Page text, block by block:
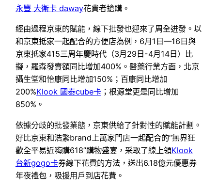
永豐 大衛卡 daway花費者搶購。
經由過程京東的賦能，線下批發也迎來了周全迸發。以
和京東抵家一起配合的方便店為例，6月1日—16日與
京東抵家415三周年慶時代（3月29日-4月14日）比
擬，羅森發賣額同比增加400%。醫藥行業方面，北京
攝生堂和怡康同比增加150%；百康同比增加
200%Klook 國泰cube卡 ；根源堂更是同比增加
850%。
依據分歧的批發業態，京東供給了針對性的賦能計劃。
好比京東和浩繁brand上萬家門店一起配合的“無界狂
歡全平易近嗨購618”購物盛宴，采取了線上領Klook
台新gogo卡券線下花費的方法，送出6.18億元優惠券
年夜禮包，吸援用戶到店花費。